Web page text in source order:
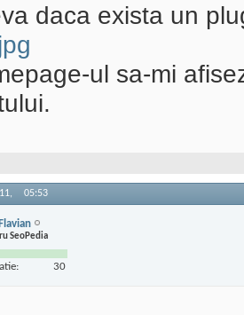
daca exista un
ul sa-mi
05:53
SeoPedia
30